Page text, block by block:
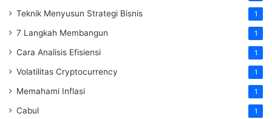
Teknik Menyusun Strategi Bisnis 1
7 Langkah Membangun 1
Cara Analisis Efisiensi 1
Volatilitas Cryptocurrency 1
Memahami Inflasi 1
Cabul 1